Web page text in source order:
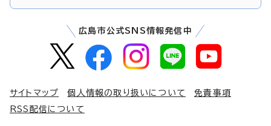
広島市公式SNS情報発信中
サイトマップ 個人情報の取り扱いについて
免責事項
RSS配信について